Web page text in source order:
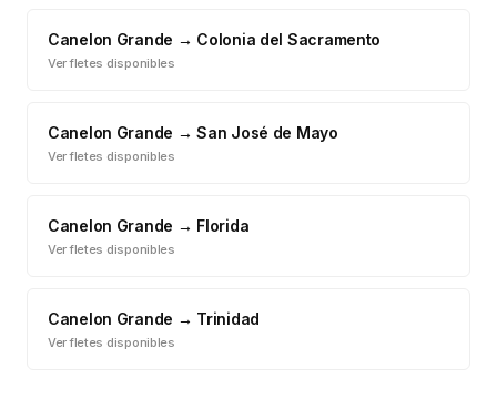
Canelon Grande → Colonia del Sacramento
Ver fletes disponibles
Canelon Grande →San José de Mayo
Ver fletes disponibles
Canelon Grande → Florida
Ver fletes disponibles
Canelon Grande → Trinidad
Ver fletes disponibles